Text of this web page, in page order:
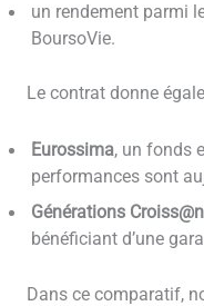
un rendement parmi
BoursoVie.
Le contrat donne
Eurossima, un fonds
performances sont
Générations
bénéficiant d’une
Dans ce comparatif,